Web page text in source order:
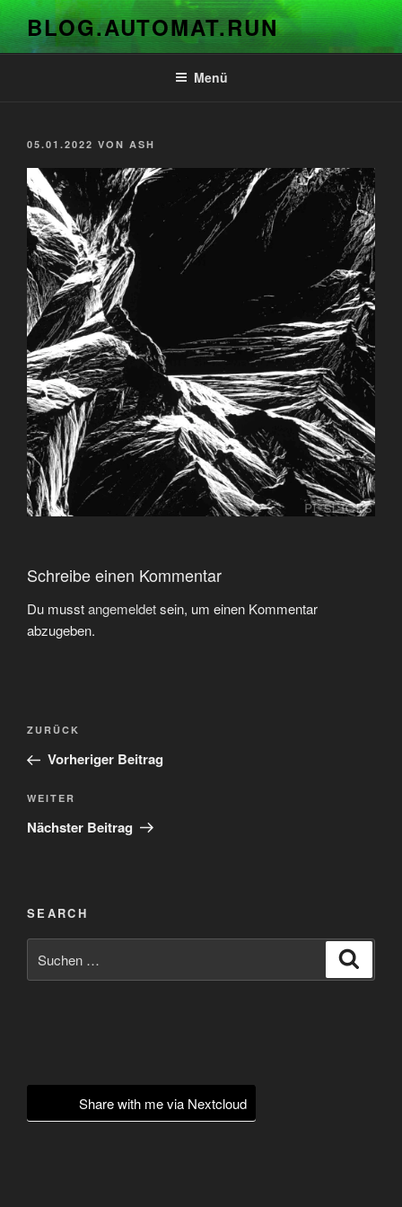
Zum
Inhalt
springen
BLOG.AUTOMAT.RUN
Menü
VERÖFFENTLICHT
05.01.2022 VON ASH
Schreibe einen Kommentar
Du musstangemeldetsein, um einen Kommentar
abzugeben.
Beitragsnavigation
Vorheriger
Beitrag
ZURÜCK
Vorheriger Beitrag
Nächster
Beitrag
WEITER
Nächster Beitrag
SEARCH
nach:
Share with me via Nextcloud